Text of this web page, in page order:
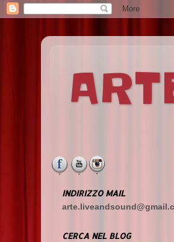
INDIRIZZO MAIL
CERCA NEL BLOG